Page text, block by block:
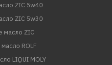
ZIC 5w40
ZIC 5w30
масло ZIC
ROLF
LIQUI MOLY